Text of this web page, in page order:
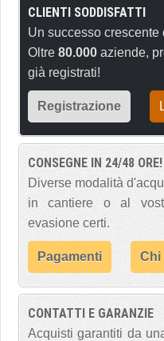
CLIENTI SODDISFATTI
Un successo crescente
Oltre 80.000 aziende,
già registrati!
Registrazione
CONSEGNE IN 24/48 ORE!
Diverse modalità
in cantiere o al
evasione certi.
Pagamenti Chi
CONTATTI E GARANZIE
Acquisti garantiti da